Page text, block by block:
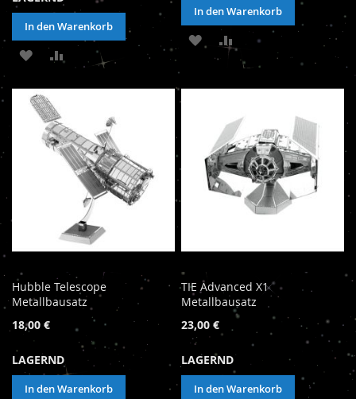
In den Warenkorb
ZUR
HINZUFÜGEN
In den Warenkorb
ZUR
WUNSCHLISTE
HINZUFÜGEN
VERGLEICHSLISTE
HINZUFÜGEN
Hubble Telescope
Metallbausatz
18,00 €
LAGERND
In den Warenkorb
TIE Advanced X1
Metallbausatz
23,00 €
LAGERND
In den Warenkorb